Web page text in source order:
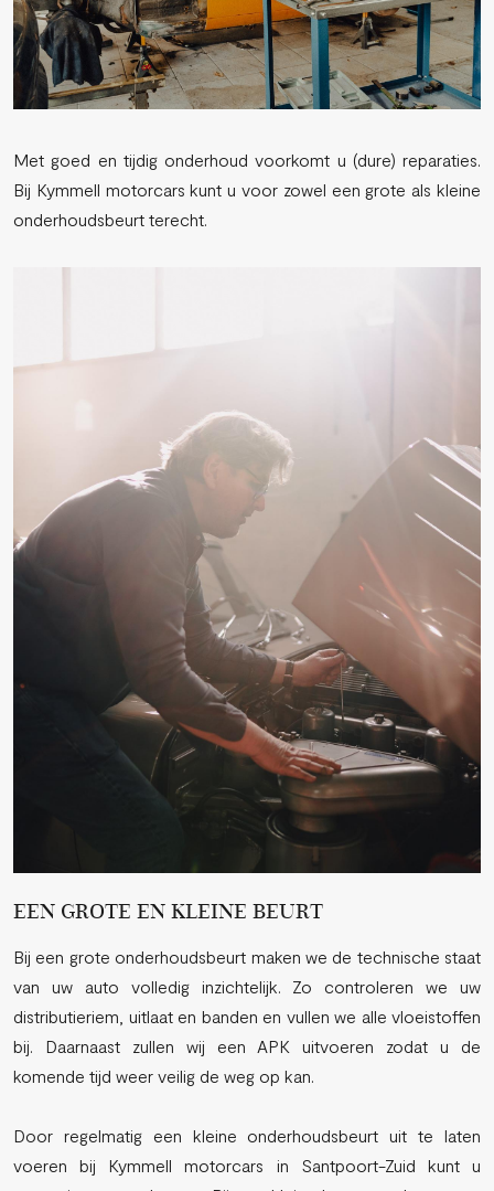
Met goed en tijdig onderhoud voorkomt u (dure) reparaties.
Bij Kymmell motorcars kunt u voor zowel een grote als kleine
onderhoudsbeurt terecht.
EEN GROTE EN KLEINE BEURT
Bij een grote onderhoudsbeurt maken we de technische staat
van uw auto volledig inzichtelijk. Zo controleren we uw
distributieriem, uitlaat en banden en vullen we alle vloeistoffen
bij. Daarnaast zullen wij een APK uitvoeren zodat u de
komende tijd weer veilig de weg op kan.
Door regelmatig een kleine onderhoudsbeurt uit te laten
voeren bij Kymmell motorcars in Santpoort-Zuid kunt u